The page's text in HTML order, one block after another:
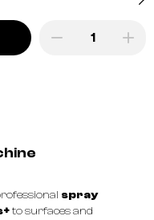
spray
to surfaces and